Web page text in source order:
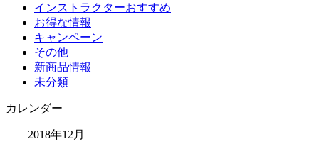
インストラクターおすすめ
お得な情報
キャンペーン
その他
新商品情報
未分類
カレンダー
2018年12月